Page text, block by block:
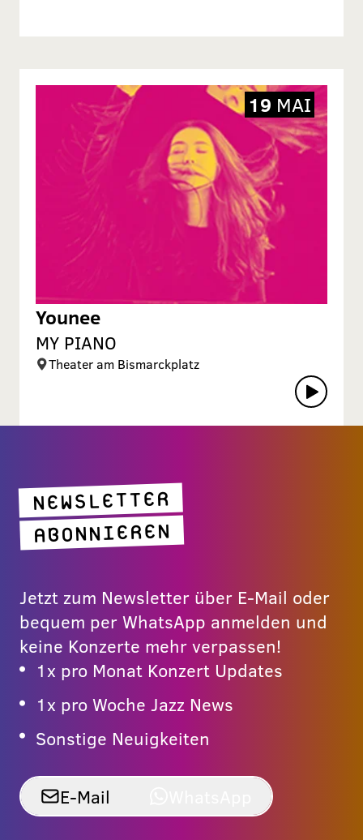
Younee
MY PIANO
Theater am Bismarckplatz
19 MAI
NEWSLETTER
ABONNIEREN
Jetzt zum Newsletter über E-Mail oder
bequem per WhatsApp anmelden und
keine Konzerte mehr verpassen!
1x pro Monat Konzert Updates
1x pro Woche Jazz News
Sonstige Neuigkeiten
E-Mail